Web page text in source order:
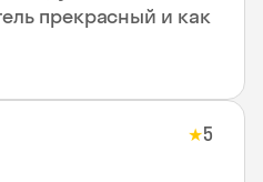
прекрасный и как
★5